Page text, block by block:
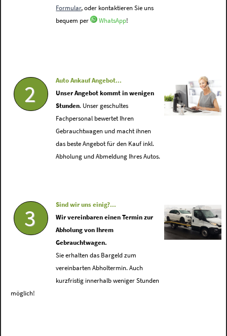
Formular, oder kontaktieren Sie uns
bequem per
WhatsApp!
2
Auto Ankauf Angebot...
Unser Angebot kommt in wenigen
Stunden. Unser geschultes
Fachpersonal bewertet Ihren
Gebrauchtwagen und macht ihnen
das beste Angebot für den Kauf inkl.
Abholung und Abmeldung Ihres Autos.
3
Sind wir uns einig?...
Wir vereinbaren einen Termin zur
Abholung von Ihrem
Gebrauchtwagen.
Sie erhalten das Bargeld zum
vereinbarten Abholtermin. Auch
kurzfristig innerhalb weniger Stunden
möglich!